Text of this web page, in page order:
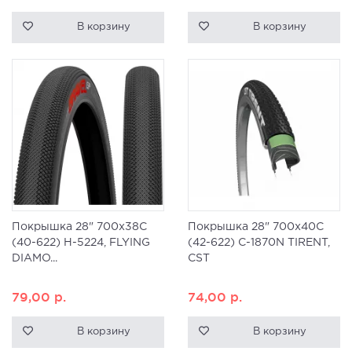
В корзину В корзину
Покрышка 28" 700x38C
(40-622) H-5224, FLYING
DIAMO...
79,00 р.
В корзину
Покрышка 28" 700x40C
(42-622) C-1870N TIRENT,
CST
74,00 р.
В корзину